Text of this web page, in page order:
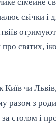
сімейне
свічки і
святих,
Київ чи
разом з
столом і